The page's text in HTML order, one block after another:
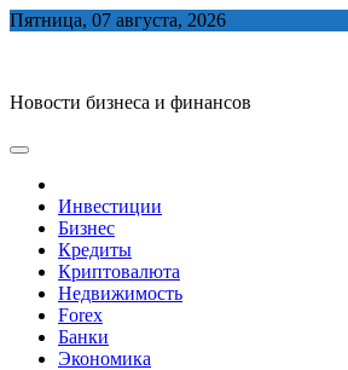
Skip
Пятница, 07 августа, 2026
Новости бизнеса и финансов
Инвестиции
Бизнес
Кредиты
Криптовалюта
Недвижимость
Forex
Банки
Экономика